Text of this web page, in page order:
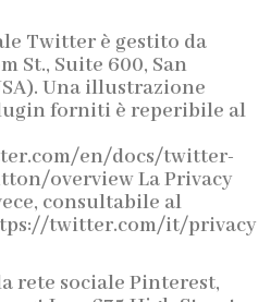
Twitter è gestito da
St., Suite 600, San
Una illustrazione
forniti è reperibile al
en/docs/twitter-
overview La Privacy
consultabile al
twitter.com/it/privacy
rete sociale Pinterest,